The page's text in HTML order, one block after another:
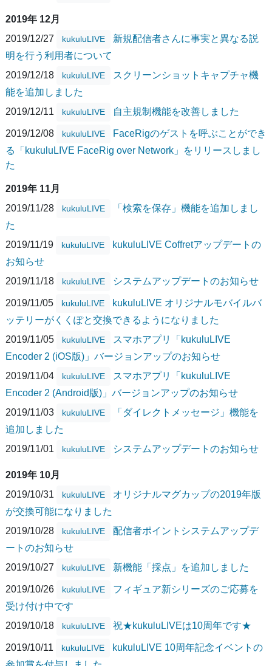
2019年 12月
2019/12/27
kukuluLIVE
新規配信者さんに事実と異なる説
明を行う利用者について
2019/12/18
kukuluLIVE
スクリーンショットキャプチャ機
能を追加しました
2019/12/11
kukuluLIVE 自主規制機能を改善しました
2019/12/08 kukuluLIVE
FaceRigのゲストを呼ぶことができ
る「kukuluLIVE FaceRig over Network」をリリースしまし
た
2019年 11月
2019/11/28
kukuluLIVE
「検索を保存」機能を追加しまし
た
2019/11/19
kukuluLIVE
kukuluLIVE Coffretアップデートの
お知らせ
2019/11/18
kukuluLIVE システムアップデートのお知らせ
2019/11/05 kukuluLIVE
kukuluLIVE オリジナルモバイルバ
ッテリーがくくぽと交換できるようになりました
2019/11/05
kukuluLIVE
スマホアプリ「kukuluLIVE
Encoder 2 (iOS版)」バージョンアップのお知らせ
2019/11/04
kukuluLIVE
スマホアプリ「kukuluLIVE
Encoder 2 (Android版)」バージョンアップのお知らせ
2019/11/03
kukuluLIVE
「ダイレクトメッセージ」機能を
追加しました
2019/11/01
kukuluLIVE システムアップデートのお知らせ
2019年 10月
2019/10/31
kukuluLIVE
オリジナルマグカップの2019年版
が交換可能になりました
2019/10/28
kukuluLIVE
配信者ポイントシステムアップデ
ートのお知らせ
2019/10/27
kukuluLIVE 新機能「採点」を追加しました
2019/10/26 kukuluLIVE
フィギュア新シリーズのご応募を
受け付け中です
2019/10/18
kukuluLIVE 祝★kukuluLIVEは10周年です★
2019/10/11 kukuluLIVE
kukuluLIVE 10周年記念イベントの